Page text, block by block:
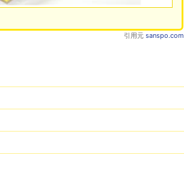
引用元 sanspo.com